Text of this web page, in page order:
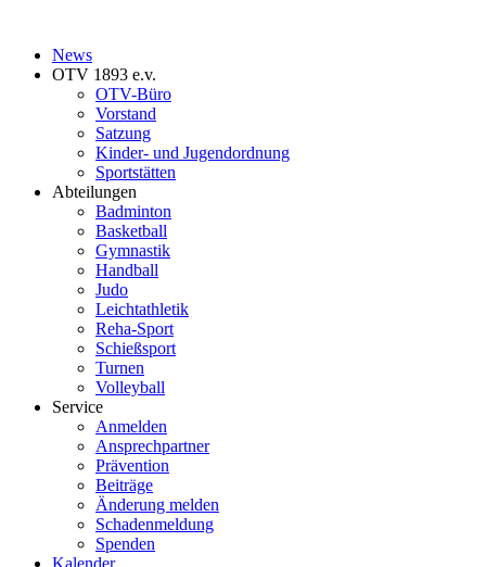
News
OTV 1893 e.v.
OTV-Büro
Vorstand
Satzung
Kinder- und Jugendordnung
Sportstätten
Abteilungen
Badminton
Basketball
Gymnastik
Handball
Judo
Leichtathletik
Reha-Sport
Schießsport
Turnen
Volleyball
Service
Anmelden
Ansprechpartner
Prävention
Beiträge
Änderung melden
Schadenmeldung
Spenden
Kalender